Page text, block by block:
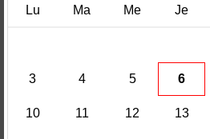
Lu Ma Me Je
3 4 5 6
10 11 12 13